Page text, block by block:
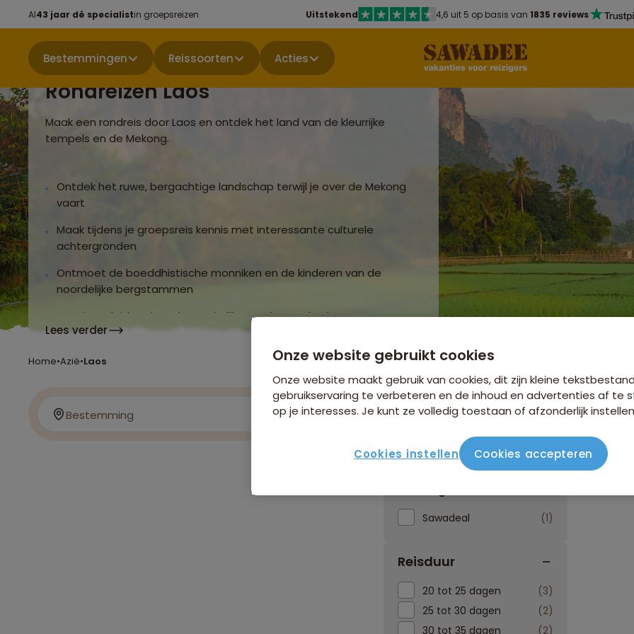
Al43 jaar dé specialistin groepsreizen Uitstekend 4,6 uit 5 op basis van 1835 reviews
Bestemmingen Reissoorten Acties
Rondreizen Laos
Maak een rondreis door Laos en ontdek het land van de kleurrijke
tempels en de Mekong.
Ontdek het ruwe, bergachtige landschap terwijl je over de Mekong
vaart
Maak tijdens je groepsreis kennis met interessante culturele
achtergronden
Ontmoet de boeddhistische monniken en de kinderen van de
noordelijke bergstammen
Laat je verleiden door de smakelijke Laotiaanse keuken
Lees verder
Home•Azië•Laos
Bestemming Reissoorten
Sawadeal 1
Reisduur
20 tot 25 dagen
3
25 tot 30 dagen
2
30 tot 35 dagen
2
Onze website gebruikt cookies
Onze website maakt gebruik van cookies, dit zijn kleine
gebruikservaring te verbeteren en de inhoud en advertenties af te
op je interesses. Je kunt ze volledig toestaan of afzonderlijk
Cookies instellen Cookies accepteren